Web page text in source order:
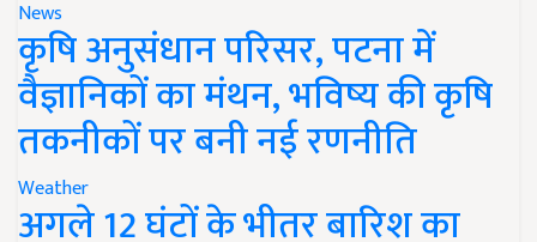
News
कृषि अनुसंधान परिसर, पटना में
वैज्ञानिकों का मंथन, भविष्य की कृषि
तकनीकों पर बनी नई रणनीति
Weather
अगले 12 घंटों के भीतर बारिश का